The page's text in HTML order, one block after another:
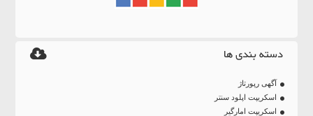
دسته بندی ها
آگهی رپورتاژ
اسکریپت اپلود سنتر
اسکریپت امارگیر